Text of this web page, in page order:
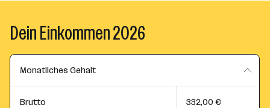
Dein Einkommen 2026
Monatliches Gehalt
Brutto 332,00 €